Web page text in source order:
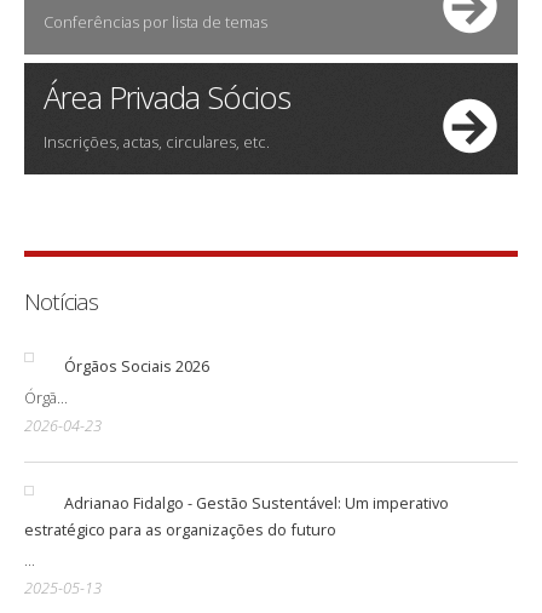
Conferências por lista de temas
Área Privada Sócios
Inscrições, actas, circulares, etc.
Notícias
Órgãos Sociais 2026
Órgã...
2026-04-23
Adrianao Fidalgo - Gestão Sustentável: Um imperativo
estratégico para as organizações do futuro
...
2025-05-13